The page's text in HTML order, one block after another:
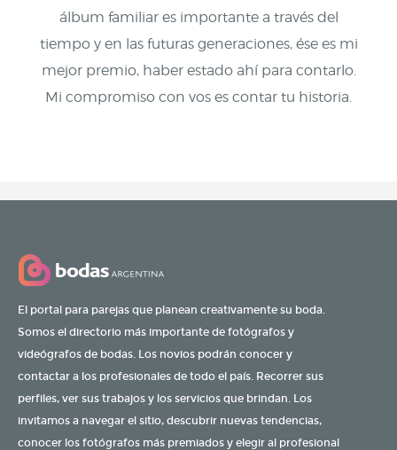
álbum familiar es importante a través del
tiempo y en las futuras generaciones, ése es mi
mejor premio, haber estado ahí para contarlo.
Mi compromiso con vos es contar tu historia.
El portal para parejas que planean creativamente su boda.
Somos el directorio más importante de fotógrafos y
videógrafos de bodas. Los novios podrán conocer y
contactar a los profesionales de todo el país. Recorrer sus
perfiles, ver sus trabajos y los servicios que brindan. Los
invitamos a navegar el sitio, descubrir nuevas tendencias,
conocer los fotógrafos más premiados y elegir al profesional